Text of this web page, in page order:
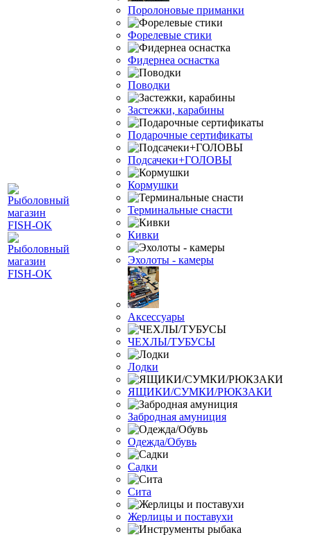
Поролоновые приманки
Форелевые стики
Фидернеа оснастка
Поводки
Застежки, карабины
Подарочные сертификаты
Подсачеки+ГОЛОВЫ
Кормушки
Терминальные снасти
Кивки
Эхолоты - камеры
Аксессуары
ЧЕХЛЫ/ТУБУСЫ
Лодки
ЯЩИКИ/СУМКИ/РЮКЗАКИ
Забродная амуниция
Одежда/Обувь
Садки
Сита
Жерлицы и поставухи